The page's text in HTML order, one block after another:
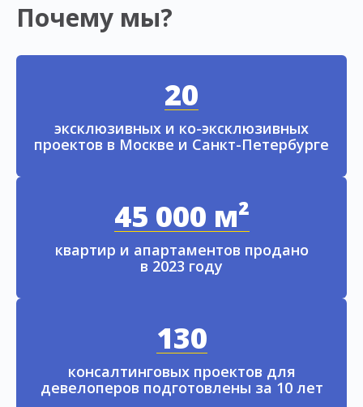
Почему мы?
20
эксклюзивных и ко-эксклюзивных
проектов в Москве и Санкт-Петербурге
45 000 м²
квартир и апартаментов продано
в 2023 году
130
консалтинговых проектов для
девелоперов подготовлены за 10 лет